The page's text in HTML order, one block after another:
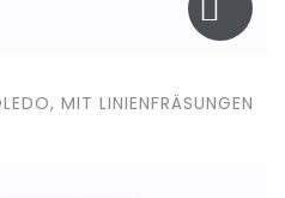
MIT LINIENFRÄSUNGEN